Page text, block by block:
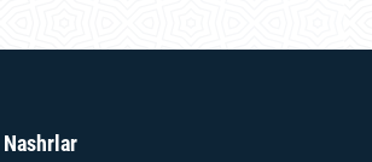
Nashrlar